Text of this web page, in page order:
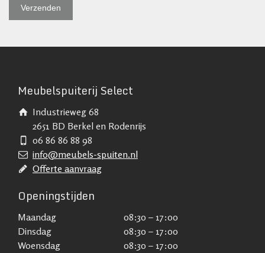
Meubelspuiterij Select
Industrieweg 68
2651 BD Berkel en Rodenrijs
06 86 86 88 98
info@meubels-spuiten.nl
Offerte aanvraag
Openingstijden
Maandag
08:30 – 17:00
Dinsdag
08:30 – 17:00
Woensdag
08:30 – 17:00